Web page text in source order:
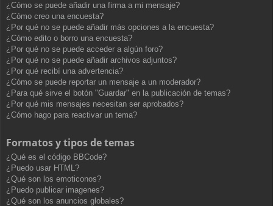
¿Cómo se puede añadir una firma a mi mensaje?
¿Cómo creo una encuesta?
¿Por qué no se puede añadir más opciones a la encuesta?
¿Cómo edito o borro una encuesta?
¿Por qué no se puede acceder a algún foro?
¿Por qué no se puede añadir archivos adjuntos?
¿Por qué recibí una advertencia?
¿Cómo se puede reportar un mensaje a un moderador?
¿Para qué sirve el botón "Guardar" en la publicación de temas?
¿Por qué mis mensajes necesitan ser aprobados?
¿Cómo hago para reactivar un tema?
Formatos y tipos de temas
¿Qué es el código BBCode?
¿Puedo usar HTML?
¿Qué son los emoticonos?
¿Puedo publicar imagenes?
¿Qué son los anuncios globales?